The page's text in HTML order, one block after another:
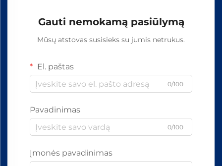
Gauti nemokamą pasiūlymą
Mūsų atstovas susisieks su jumis netrukus.
El. paštas
0/100
Pavadinimas
0/100
Įmonės pavadinimas